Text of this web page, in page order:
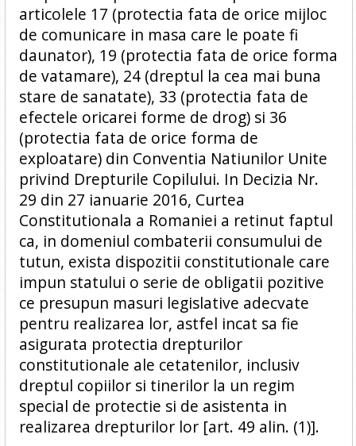
articolele 17 (protectia fata de orice mijloc
de comunicare in masa care le poate fi
daunator), 19 (protectia fata de orice forma
de vatamare), 24 (dreptul la cea mai buna
stare de sanatate), 33 (protectia fata de
efectele oricarei forme de drog) si 36
(protectia fata de orice forma de
exploatare) din Conventia Natiunilor Unite
privind Drepturile Copilului. In Decizia Nr.
29 din 27 ianuarie 2016, Curtea
Constitutionala a Romaniei a retinut faptul
ca, in domeniul combaterii consumului de
tutun, exista dispozitii constitutionale care
impun statului o serie de obligatii pozitive
ce presupun masuri legislative adecvate
pentru realizarea lor, astfel incat sa fie
asigurata protectia drepturilor
constitutionale ale cetatenilor, inclusiv
dreptul copiilor si tinerilor la un regim
special de protectie si de asistenta in
realizarea drepturilor lor [art. 49 alin. (1)].